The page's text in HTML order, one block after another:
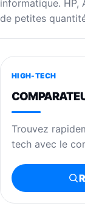
informatique. HP,
de petites
HIGH-TECH
Trouvez
tech avec le